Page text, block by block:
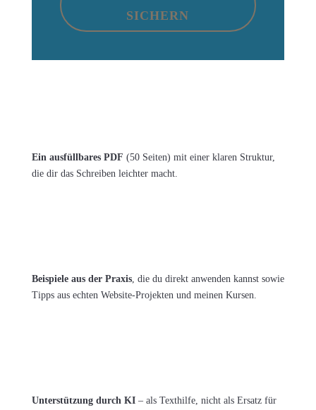
SICHERN
Ein ausfüllbares PDF (50 Seiten) mit einer klaren Struktur,
die dir das Schreiben leichter macht.
Beispiele aus der Praxis, die du direkt anwenden kannst sowie
Tipps aus echten Website-Projekten und meinen Kursen.
Unterstützung durch KI– als Texthilfe, nicht als Ersatz für